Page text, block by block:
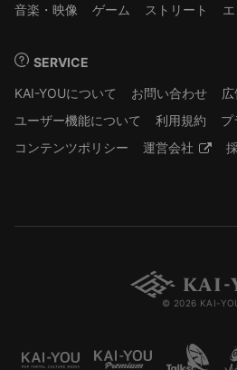
音楽・映像
ゲーム ストリート
SERVICE
KAI-YOUについて
お問い合わせ
ユーザー機能について
利用規約
プ
コンテンツポリシー
運営会社
© 2026 KAI-